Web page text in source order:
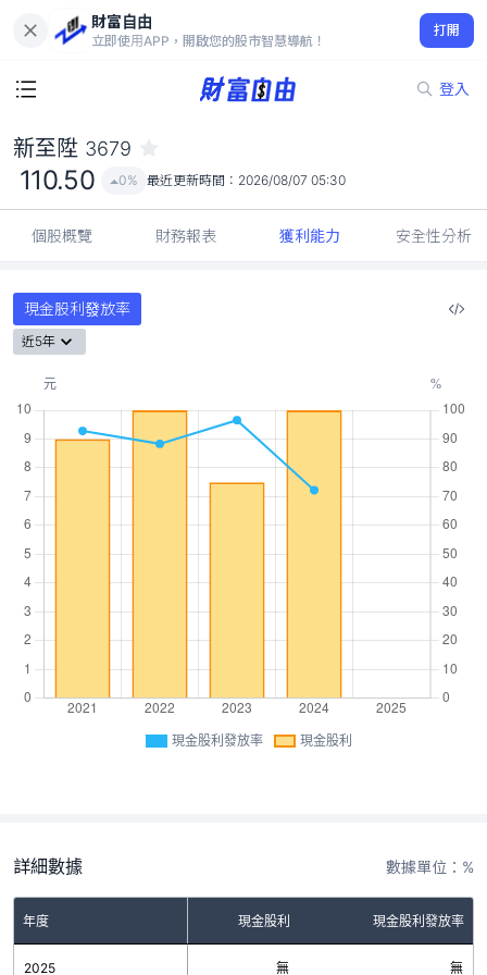
財富自由
立即使用APP，開啟您的股市智慧導航！
打開
登入
110.50
0%
新至陞 3679
110.50 0% 最近更新時間： 2026/08/07 05:30
個股概覽 財務報表 獲利能力 安全性分析
現金股利發放率
近5年
現金股利發放率 現金股利
詳細數據 數據單位：%
年度 現金股利 現金股利發放率
2025 無 無